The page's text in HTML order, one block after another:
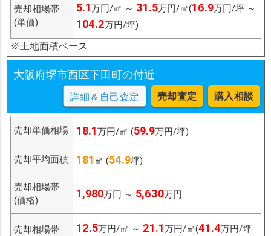
売却相場帯
(単価)
5.1万円/㎡ ～ 31.5万円/㎡(16.9万円/坪 ～
104.2万円/坪)
※土地面積ベース
大阪府堺市西区下田町の付近
詳細＆自己査定 売却査定 購入相談
売却単価相場 18.1万円/㎡ (59.9万円/坪)
売却平均面積 181 ㎡ (54.9坪)
売却相場帯
(価格)
1,980万円 ～ 5,630万円
売却相場帯
12.5万円/㎡ ～ 21.1万円/㎡(41.4万円/坪